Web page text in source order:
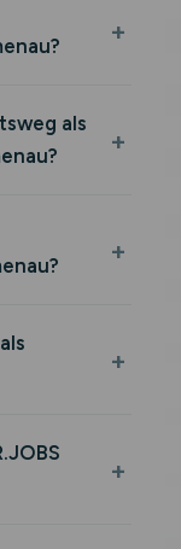
als